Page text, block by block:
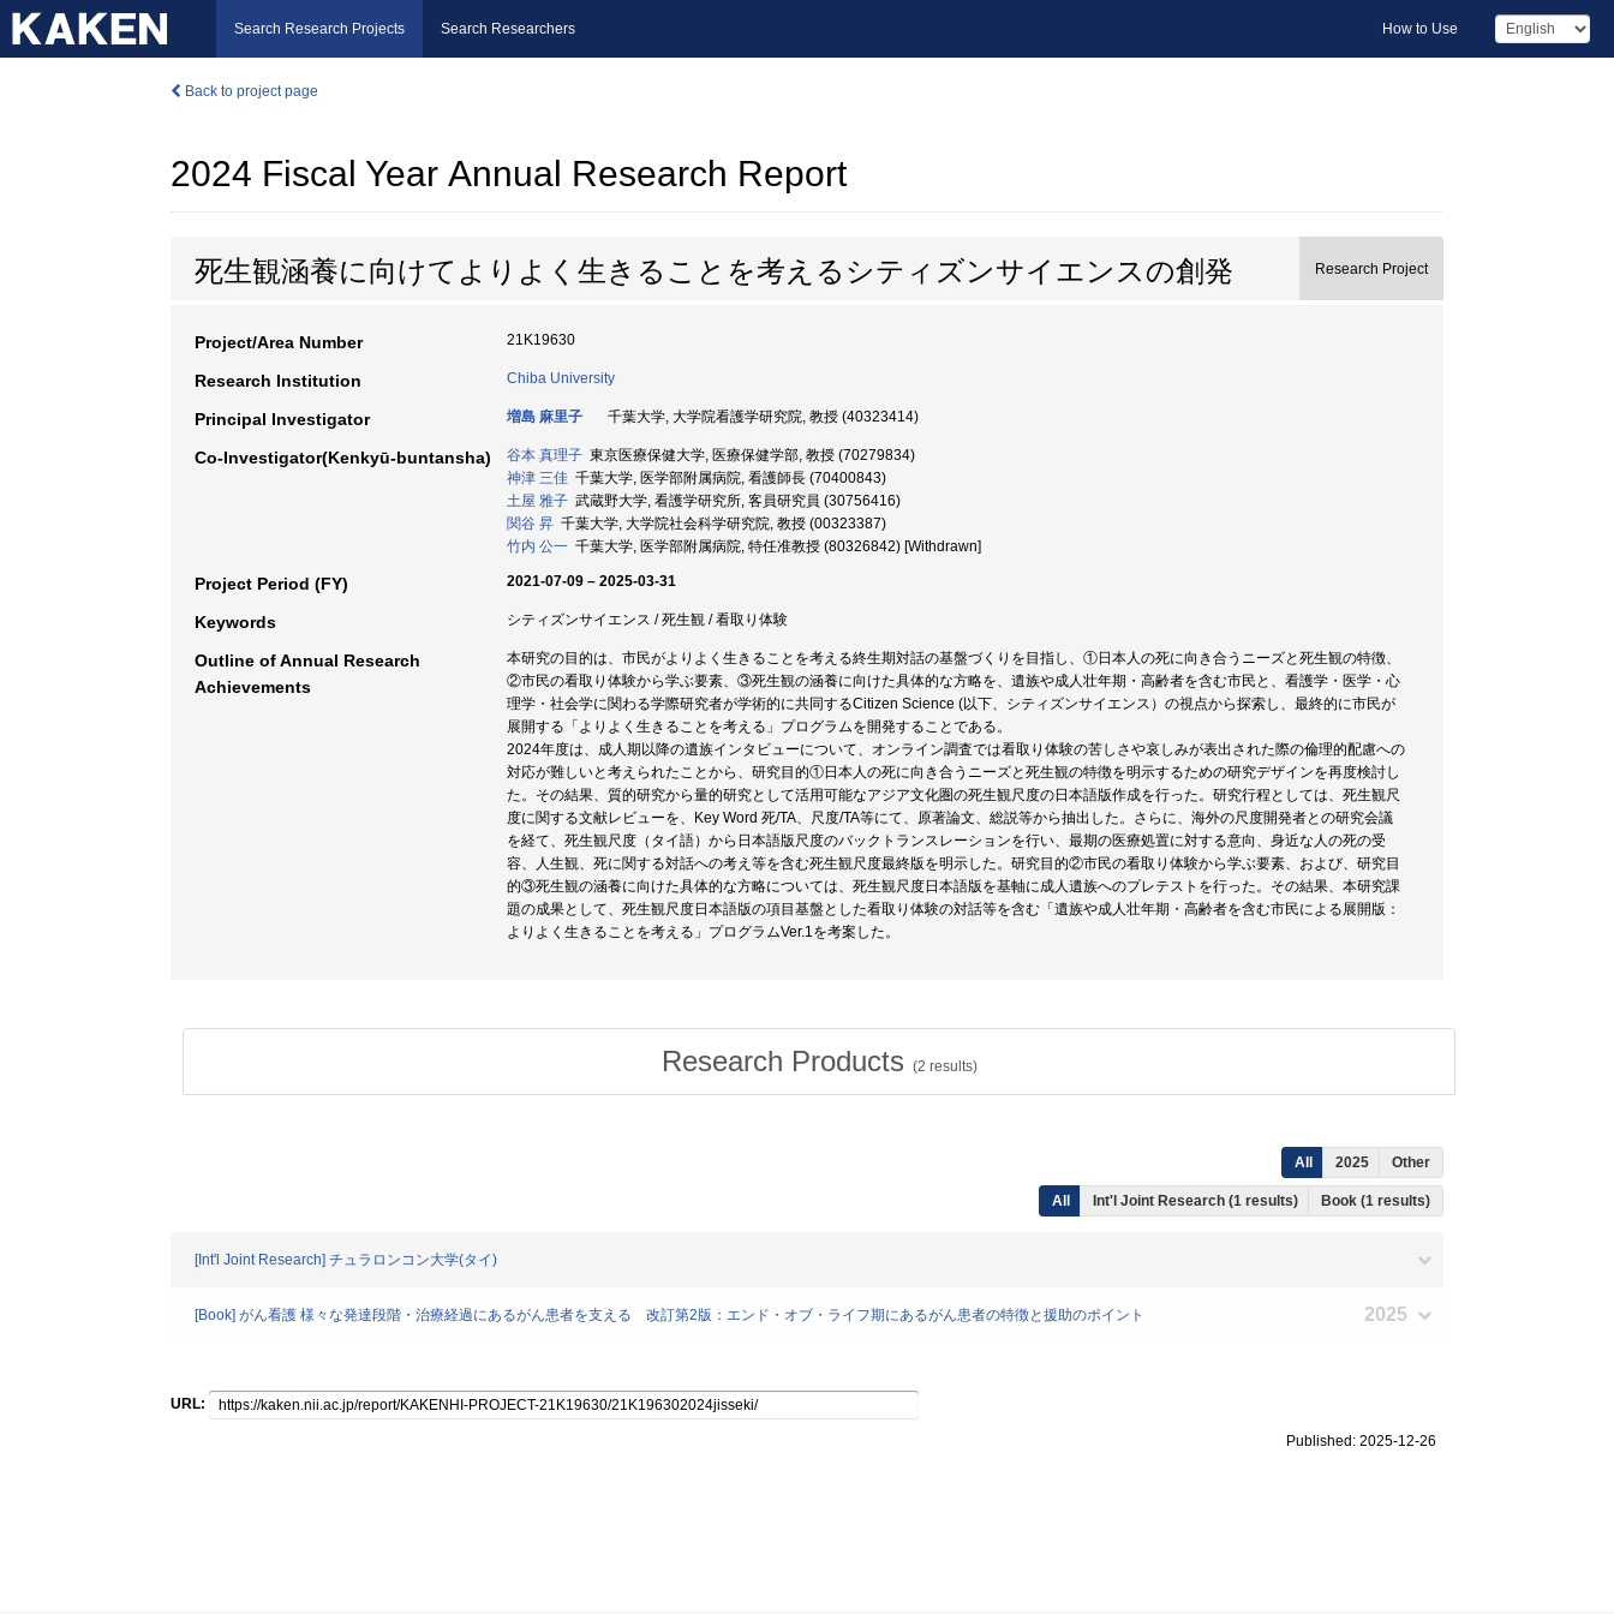
Search Research Projects Search Researchers How to Use
Back to project page
2024 Fiscal Year Annual Research Report
死生観涵養に向けてよりよく生きることを考えるシティズンサイエンスの創発 Research Project
Project/Area Number 21K19630
Research Institution Chiba University
Principal Investigator 増島 麻里子 千葉大学, 大学院看護学研究院, 教授 (40323414)
Co-Investigator(Kenkyū-buntansha) 谷本 真理子 東京医療保健大学, 医療保健学部, 教授 (70279834)
神津 三佳 千葉大学, 医学部附属病院, 看護師長 (70400843)
土屋 雅子 武蔵野大学, 看護学研究所, 客員研究員 (30756416)
関谷 昇 千葉大学, 大学院社会科学研究院, 教授 (00323387)
竹内 公一 千葉大学, 医学部附属病院, 特任准教授 (80326842) [Withdrawn]
Project Period (FY) 2021-07-09 – 2025-03-31
Keywords シティズンサイエンス / 死生観 / 看取り体験
Outline of Annual Research
Achievements
本研究の目的は、市民がよりよく生きることを考える終生期対話の基盤づくりを目指し、①日本人の死に向き合うニーズと死生観の特徴、
②市民の看取り体験から学ぶ要素、③死生観の涵養に向けた具体的な方略を、遺族や成人壮年期・高齢者を含む市民と、看護学・医学・心
理学・社会学に関わる学際研究者が学術的に共同するCitizen Science (以下、シティズンサイエンス）の視点から探索し、最終的に市民が
展開する「よりよく生きることを考える」プログラムを開発することである。
2024年度は、成人期以降の遺族インタビューについて、オンライン調査では看取り体験の苦しさや哀しみが表出された際の倫理的配慮への
対応が難しいと考えられたことから、研究目的①日本人の死に向き合うニーズと死生観の特徴を明示するための研究デザインを再度検討し
た。その結果、質的研究から量的研究として活用可能なアジア文化圏の死生観尺度の日本語版作成を行った。研究行程としては、死生観尺
度に関する文献レビューを、Key Word 死/TA、尺度/TA等にて、原著論文、総説等から抽出した。さらに、海外の尺度開発者との研究会議
を経て、死生観尺度（タイ語）から日本語版尺度のバックトランスレーションを行い、最期の医療処置に対する意向、身近な人の死の受
容、人生観、死に関する対話への考え等を含む死生観尺度最終版を明示した。研究目的②市民の看取り体験から学ぶ要素、および、研究目
的③死生観の涵養に向けた具体的な方略については、死生観尺度日本語版を基軸に成人遺族へのプレテストを行った。その結果、本研究課
題の成果として、死生観尺度日本語版の項目基盤とした看取り体験の対話等を含む「遺族や成人壮年期・高齢者を含む市民による展開版：
よりよく生きることを考える」プログラムVer.1を考案した。
Research Products (2 results)
All 2025 Other
All Int'l Joint Research (1 results) Book (1 results)
[Int'l Joint Research] チュラロンコン大学(タイ)
[Book] がん看護 様々な発達段階・治療経過にあるがん患者を支える 改訂第2版：エンド・オブ・ライフ期にあるがん患者の特徴と援助のポイント 2025
URL:
Published: 2025-12-26